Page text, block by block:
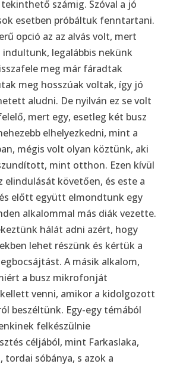
számig. Szóval a jó
esetben próbáltuk fenntartani.
opció az az alvás volt, mert
indultunk, legalábbis nekünk
meg már fáradtak
meg hosszúak voltak, így jó
aludni. De nyilván ez se volt
mert egy, esetleg két busz
elhelyezkedni, mint a
mégis volt olyan köztünk, aki
mint otthon. Ezen kívül
elindulását követően, és este a
előtt együtt elmondtunk egy
alkalommal más diák vezette.
hálát adni azért, hogy
lehet részünk és kértük a
A másik alkalom,
a busz mikrofonját
venni, amikor a kidolgozott
beszéltünk. Egy-egy témából
felkészülnie
céljából, mint Farkaslaka,
tordai sóbánya, s azok a